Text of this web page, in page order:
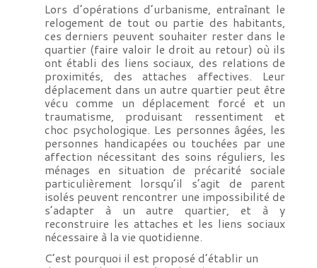
Lors d’opérations d’urbanisme, entraînant le
relogement de tout ou partie des habitants,
ces derniers peuvent souhaiter rester dans le
quartier (faire valoir le droit au retour) où ils
ont établi des liens sociaux, des relations de
proximités, des attaches affectives. Leur
déplacement dans un autre quartier peut être
vécu comme un déplacement forcé et un
traumatisme, produisant ressentiment et
choc psychologique. Les personnes âgées, les
personnes handicapées ou touchées par une
affection nécessitant des soins réguliers, les
ménages en situation de précarité sociale
particulièrement lorsqu’il s’agit de parent
isolés peuvent rencontrer une impossibilité de
s’adapter à un autre quartier, et à y
reconstruire les attaches et les liens sociaux
nécessaire à la vie quotidienne.
C’est pourquoi il est proposé d’établir un